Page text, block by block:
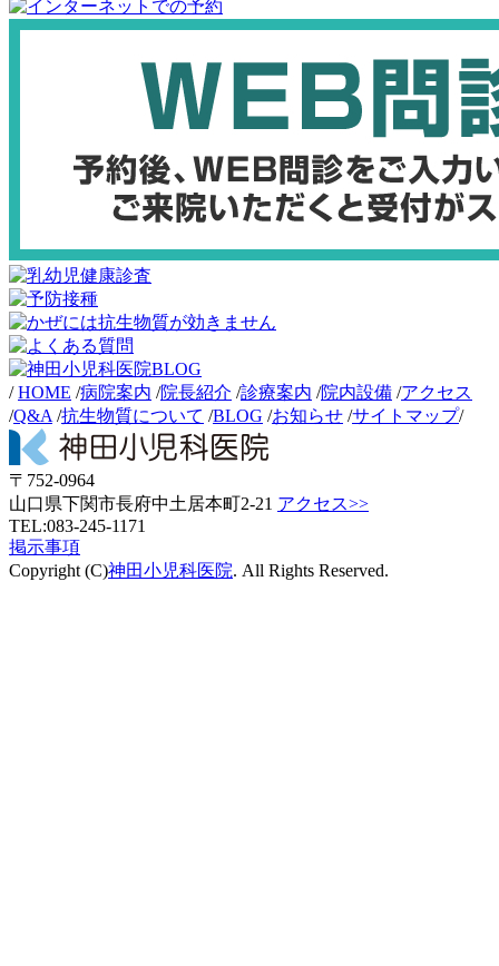
/HOME /病院案内 /院長紹介 /診療案内 /院内設備 /アクセス
/Q&A /抗生物質について /BLOG /お知らせ /サイトマップ/
〒752-0964
山口県下関市長府中土居本町2-21 アクセス>>
TEL:083-245-1171
掲示事項
Copyright (C)神田小児科医院. All Rights Reserved.